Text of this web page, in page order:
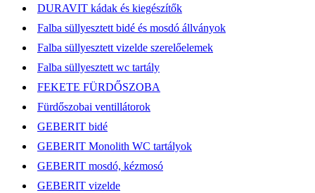
DURAVIT kádak és kiegészítők
Falba süllyesztett bidé és mosdó állványok
Falba süllyesztett vizelde szerelőelemek
Falba süllyesztett wc tartály
FEKETE FÜRDŐSZOBA
Fürdőszobai ventillátorok
GEBERIT bidé
GEBERIT Monolith WC tartályok
GEBERIT mosdó, kézmosó
GEBERIT vizelde